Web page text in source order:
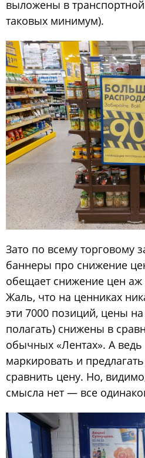
выложены в
таковых минимум).
Зато по всему торговому
баннеры про снижение
обещает снижение цен аж
Жаль, что на ценниках
эти 7000 позиций, цены
полагать) снижены в
обычных «Лентах». А
маркировать и
сравнить цену. Но,
смысла нет — все